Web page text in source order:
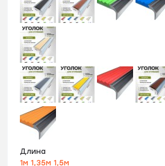
Длина
1м1,35м1,5м